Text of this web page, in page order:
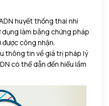
huyết thống thai nhi
làm bằng chứng pháp
công nhận.
thông tin về giá trị pháp lý
có thể dẫn đến hiểu lầm